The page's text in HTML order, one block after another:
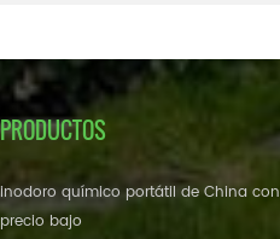
PRODUCTOS
inodoro químico portátil de China con
precio bajo